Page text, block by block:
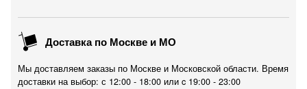
Доставка по Москве и МО
Мы доставляем заказы по Москве и Московской области. Время
доставки на выбор: с 12:00 - 18:00 или c 19:00 - 23:00